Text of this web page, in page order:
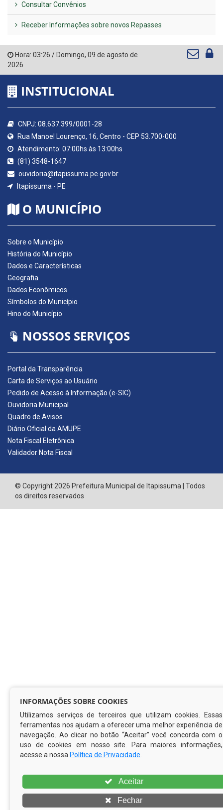
Consultar Convênios
Receber Informações sobre novos Repasses
Hora: 03:26 / Domingo, 09 de agosto de
2026
INSTITUCIONAL
CNPJ: 08.637.399/0001-28
Rua Manoel Lourenço, 16, Centro - CEP 53.700-000
Atendimento: 07:00hs às 13:00hs
(81) 3548-1647
ouvidoria@itapissuma.pe.gov.br
Itapissuma - PE
O MUNICÍPIO
Sobre o Município
História do Município
Dados e Características
Geografia
Dados Econômicos
Símbolos do Município
Hino do Município
NOSSOS SERVIÇOS
Portal da Transparência
Carta de Serviços ao Usuário
Pedido de Acesso à Informação (e-SIC)
Ouvidoria Municipal
Quadro de Avisos
Diário Oficial da AMUPE
Nota Fiscal Eletrônica
Validador Nota Fiscal
© Copyright 2026 Prefeitura Municipal de Itapissuma | Todos
os direitos reservados
INFORMAÇÕES SOBRE COOKIES
Utilizamos serviços de terceiros que utilizam cookies. Essas
ferramentas nos ajudam a oferecer uma melhor experiência de
navegação. Ao clicar no botão “Aceitar” você concorda com o
uso de cookies em nosso site. Para maiores informações,
acesse a nossa Política de Privacidade
Aceitar
Fechar